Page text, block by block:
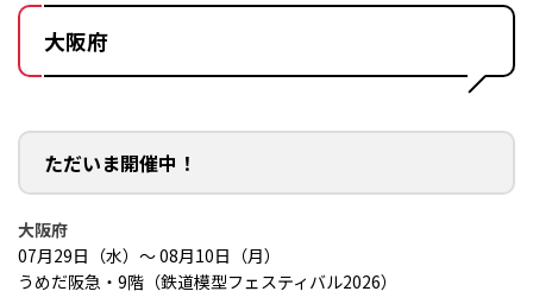
大阪府
ただいま開催中！
大阪府
07月29日（水）～ 08月10日（月）
うめだ阪急・9階（鉄道模型フェスティバル2026）